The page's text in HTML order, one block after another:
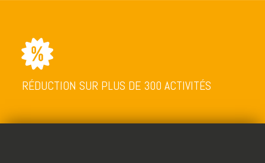
RÉDUCTION SUR PLUS DE 300 ACTIVITÉS